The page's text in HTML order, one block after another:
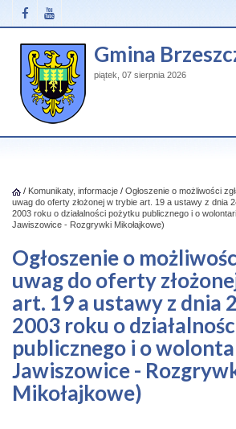
Gmina
piątek, 07 sierpnia 2026
/ Komunikaty, informacje / Ogłoszenie o możliwości
uwag do oferty złożonej w trybie art. 19 a ustawy z dnia
2003 roku o działalności pożytku publicznego i o
Jawiszowice - Rozgrywki Mikołajkowe)
Ogłoszenie o
uwag do oferty
art. 19 a ustawy z dnia
2003 roku o
publicznego i o
Jawiszowice -
Mikołajkowe)